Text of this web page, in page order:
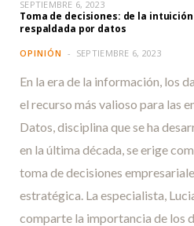
SEPTIEMBRE 6, 2023
Toma de decisiones: de la
respaldada por datos
OPINIÓN SEPTIEMBRE 6, 2023
En la era de la información, los
el recurso más valioso para las
Datos, disciplina que se ha
en la última década, se erige
toma de decisiones
estratégica. La especialista,
comparte la importancia de los